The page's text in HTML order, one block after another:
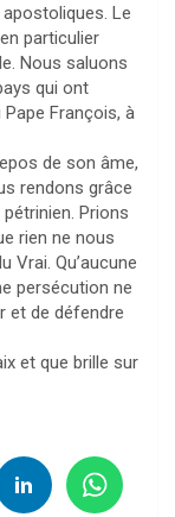
Le
particulier
Nous saluons
qui ont
François, à
de son âme,
rendons grâce
Prions
rien ne nous
Vrai. Qu’aucune
persécution ne
et de défendre
et que brille sur